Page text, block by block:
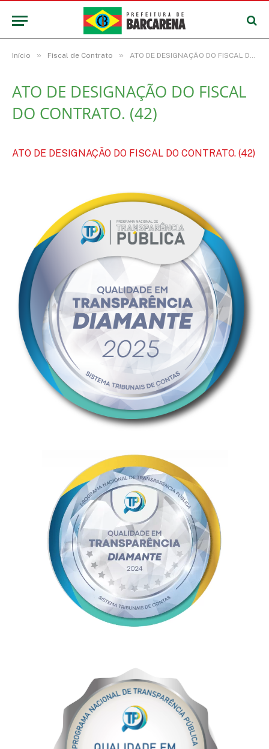
Início » Fiscal de Contrato » ATO DE DESIGNAÇÃO DO FISCAL DO CONTRATO. (42)
ATO DE DESIGNAÇÃO DO FISCAL
DO CONTRATO. (42)
ATO DE DESIGNAÇÃO DO FISCAL DO CONTRATO. (42)